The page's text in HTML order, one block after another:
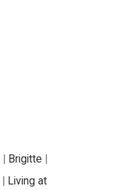
| Brigitte |
| Living at